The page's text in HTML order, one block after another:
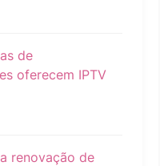
de
oferecem IPTV
renovação de